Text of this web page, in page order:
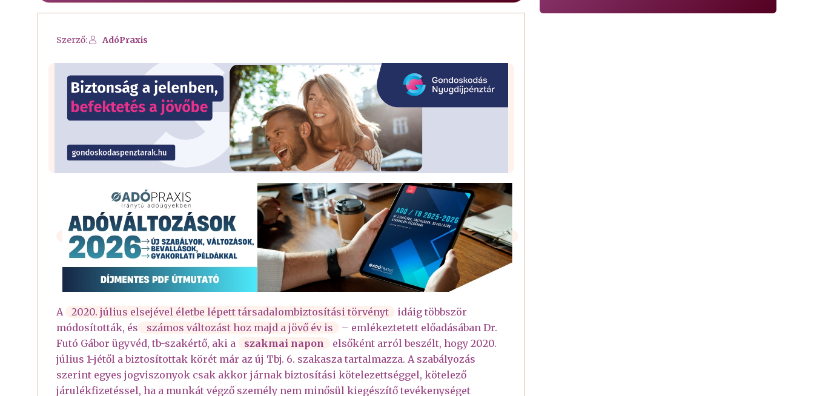
Szerző: AdóPraxis
A 2020. július elsejével életbe lépett társadalombiztosítási törvényt
idáig többször
módosították, és
számos változást hoz majd a jövő év is
– emlékeztetett előadásában Dr.
Futó Gábor ügyvéd, tb-szakértő, aki a
szakmai napon
elsőként arról beszélt, hogy 2020.
július 1-jétől a biztosítottak körét már az új Tbj. 6. szakasza tartalmazza. A szabályozás
szerint egyes jogviszonyok csak akkor járnak biztosítási kötelezettséggel, kötelező
járulékfizetéssel, ha a munkát végző személy nem minősül kiegészítő tevékenységet